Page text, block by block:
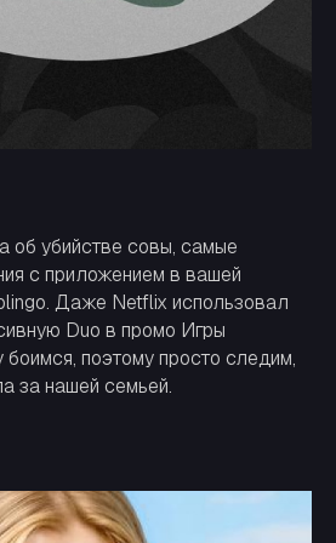
об убийстве совы, самые
с приложением в вашей
Даже Netflix использовал
Duo в промо Игры
поэтому просто следим,
за нашей семьей.